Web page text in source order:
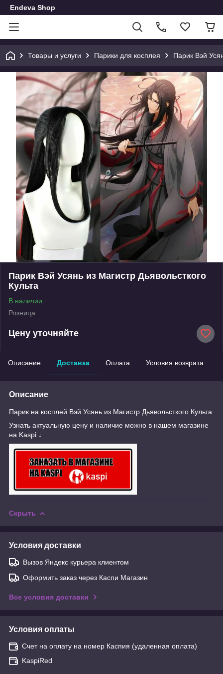
Endeva Shop
Товары и услуги Парики для косплея Парик Вэй
Парик Вэй Усянь из Магистр Дьявольсткого
Культа
В наличии
Розница
Цену уточняйте
Описание Доставка Оплата Условия возврата
Описание
Парик на косплей Вэй Усянь из Магистр Дьявольсткого Культа
Узнать актуальную цену и наличие можно в нашем магазине
на Kaspi ↓
Скрыть
Условия доставки
Вызов Яндекс курьера клиентом
Оформить заказ через Каспи Магазин
Все условия доставки
Условия оплаты
Счет на оплату на номер Каспия (удаленная оплата)
KaspiRed